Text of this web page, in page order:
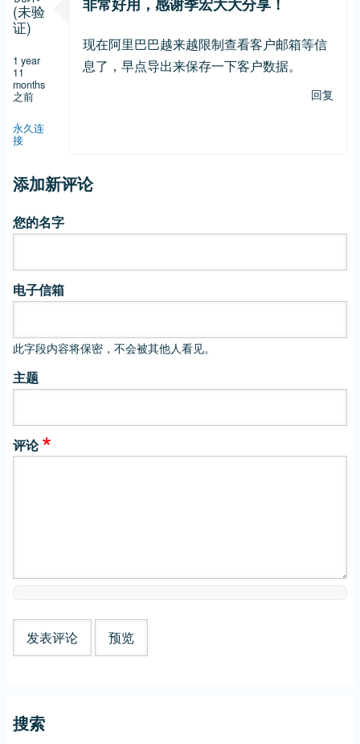
(未验
证)
1 year
11
months
之前
永久连
接
非常好用，感谢季宏大大分享！
现在阿里巴巴越来越限制查看客户邮箱等信
息了，早点导出来保存一下客户数据。
回复
添加新评论
您的名字
电子信箱
此字段内容将保密，不会被其他人看见。
主题
评论
搜索